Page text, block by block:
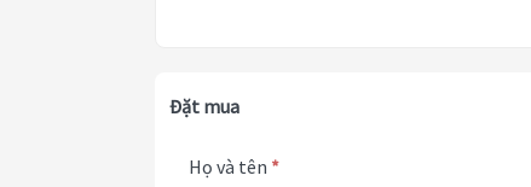
Đặt mua
Họ và tên *